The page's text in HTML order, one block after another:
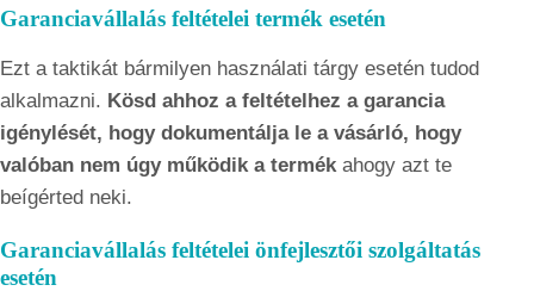
Garanciavállalás feltételei termék esetén
Ezt a taktikát bármilyen használati tárgy esetén tudod
alkalmazni. Kösd ahhoz a feltételhez a garancia
igénylését, hogy dokumentálja le a vásárló, hogy
valóban nem úgy működik a termék ahogy azt te
beígérted neki.
Garanciavállalás feltételei önfejlesztői szolgáltatás
esetén